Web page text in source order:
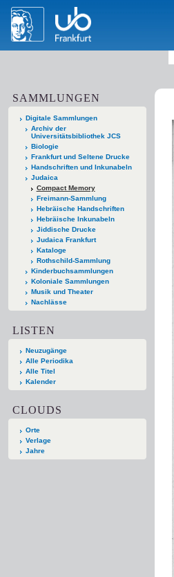
SAMMLUNGEN
Digitale Sammlungen
Archiv der
Universitätsbibliothek JCS
Biologie
Frankfurt und Seltene Drucke
Handschriften und Inkunabeln
Judaica
Compact Memory
Freimann-Sammlung
Hebräische Handschriften
Hebräische Inkunabeln
Jiddische Drucke
Judaica Frankfurt
Kataloge
Rothschild-Sammlung
Kinderbuchsammlungen
Koloniale Sammlungen
Musik und Theater
Nachlässe
LISTEN
Neuzugänge
Alle Periodika
Alle Titel
Kalender
CLOUDS
Orte
Verlage
Jahre